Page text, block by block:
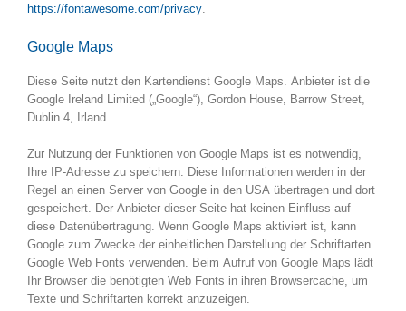
https://fontawesome.com/privacy
Google Maps
Diese Seite nutzt den Kartendienst Google Maps. Anbieter ist die
Google Ireland Limited („Google“), Gordon House, Barrow Street,
Dublin 4, Irland.
Zur Nutzung der Funktionen von Google Maps ist es notwendig,
Ihre IP-Adresse zu speichern. Diese Informationen werden in der
Regel an einen Server von Google in den USA übertragen und dort
gespeichert. Der Anbieter dieser Seite hat keinen Einfluss auf
diese Datenübertragung. Wenn Google Maps aktiviert ist, kann
Google zum Zwecke der einheitlichen Darstellung der Schriftarten
Google Web Fonts verwenden. Beim Aufruf von Google Maps lädt
Ihr Browser die benötigten Web Fonts in ihren Browsercache, um
Texte und Schriftarten korrekt anzuzeigen.